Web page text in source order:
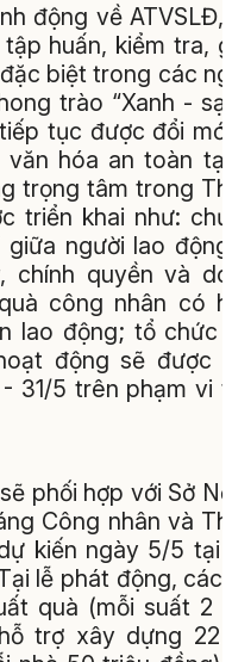
động về ATVSLĐ,
huấn, kiểm tra,
biệt trong các
trào “Xanh -
tục được đổi
hóa an toàn
trọng tâm trong
triển khai như:
người lao
chính quyền và
công nhân có
lao động; tổ chức
động sẽ được
31/5 trên phạm vi
phối hợp với Sở
Công nhân và
kiến ngày 5/5 tại
lễ phát động, các
quà (mỗi suất 2
trợ xây dựng 22